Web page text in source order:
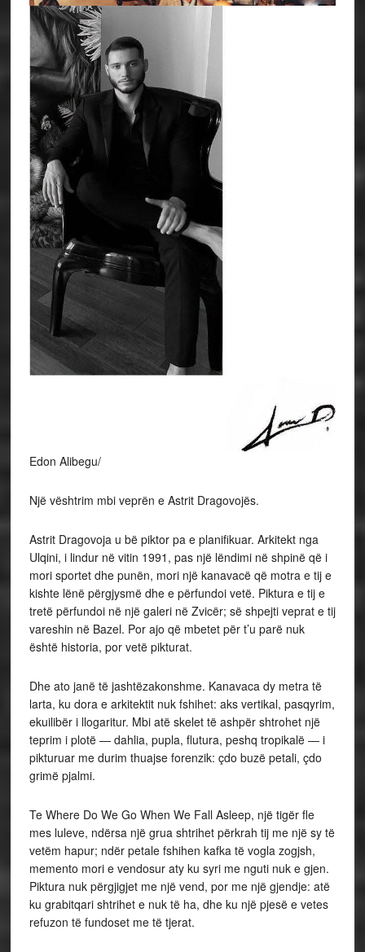
Edon Alibegu/
Një vështrim mbi veprën e Astrit Dragovojës.
Astrit Dragovoja u bë piktor pa e planifikuar. Arkitekt nga
Ulqini, i lindur në vitin 1991, pas një lëndimi në shpinë që i
mori sportet dhe punën, mori një kanavacë që motra e tij e
kishte lënë përgjysmë dhe e përfundoi vetë. Piktura e tij e
tretë përfundoi në një galeri në Zvicër; së shpejti veprat e tij
vareshin në Bazel. Por ajo që mbetet për t’u parë nuk
është historia, por vetë pikturat.
Dhe ato janë të jashtëzakonshme. Kanavaca dy metra të
larta, ku dora e arkitektit nuk fshihet: aks vertikal, pasqyrim,
ekuilibër i llogaritur. Mbi atë skelet të ashpër shtrohet një
teprim i plotë — dahlia, pupla, flutura, peshq tropikalë — i
pikturuar me durim thuajse forenzik: çdo buzë petali, çdo
grimë pjalmi.
Te Where Do We Go When We Fall Asleep, një tigër fle
mes luleve, ndërsa një grua shtrihet përkrah tij me një sy të
vetëm hapur; ndër petale fshihen kafka të vogla zogjsh,
memento mori e vendosur aty ku syri me nguti nuk e gjen.
Piktura nuk përgjigjet me një vend, por me një gjendje: atë
ku grabitqari shtrihet e nuk të ha, dhe ku një pjesë e vetes
refuzon të fundoset me të tjerat.